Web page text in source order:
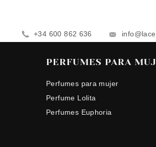
+34 600 862 636
PERFUMES PARA
Perfumes para mujer
Perfume Lolita
Perfumes Euphoria